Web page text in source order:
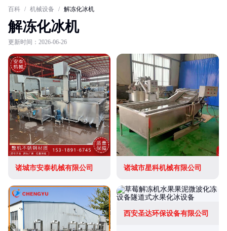
百科 / 机械设备 / 解冻化冰机
解冻化冰机
更新时间：2026-06-26
诸城市安泰机械有限公司 诸城市星科机械有限公司
西安圣达环保设备有限公司